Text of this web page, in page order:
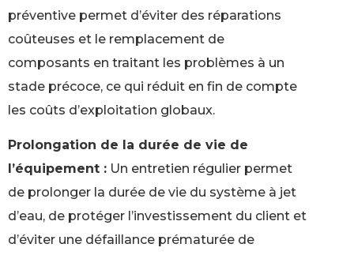
préventive permet d’éviter des réparations
coûteuses et le remplacement de
composants en traitant les problèmes à un
stade précoce, ce qui réduit en fin de compte
les coûts d’exploitation globaux.
Prolongation de la durée de vie de
l’équipement : Un entretien régulier permet
de prolonger la durée de vie du système à jet
d’eau, de protéger l’investissement du client et
d’éviter une défaillance prématurée de